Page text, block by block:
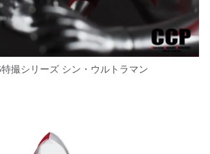
撮シリーズ シン・ウルトラマン